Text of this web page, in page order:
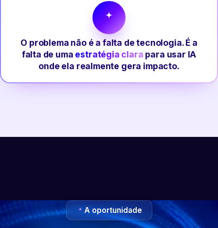
O problema não é a falta de tecnologia. É a
falta de uma estratégia clara para usar IA
onde ela realmente gera impacto.
A oportunidade